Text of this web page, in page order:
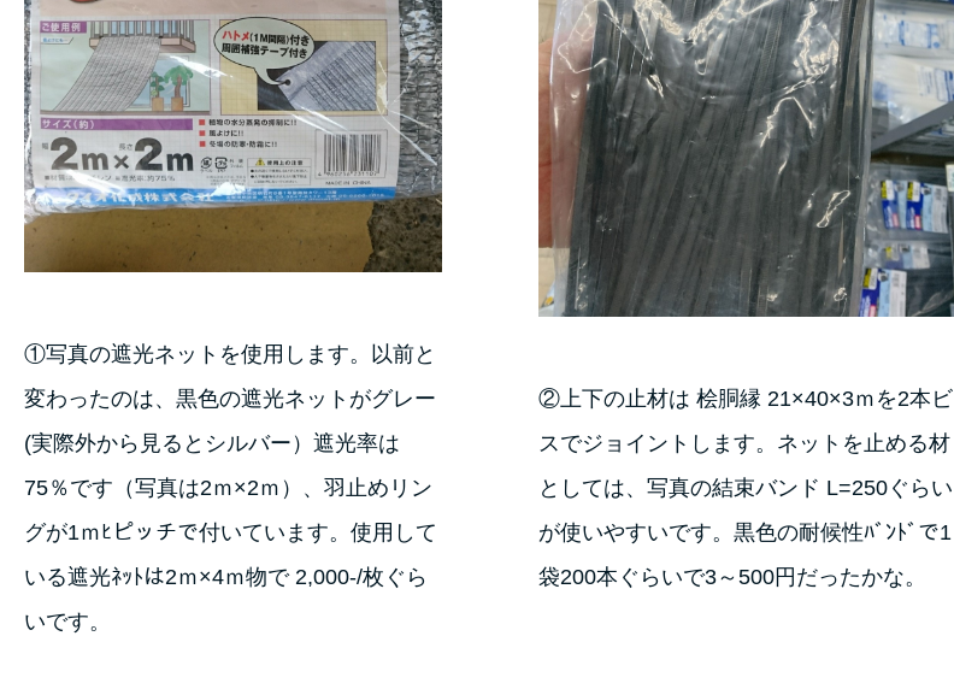
①写真の遮光ネットを使用します。以前と
変わったのは、黒色の遮光ネットがグレー
(実際外から見るとシルバー）遮光率は
75％です（写真は2ｍ×2ｍ）、羽止めリン
グが1ｍﾋピッチで付いています。使用して
いる遮光ﾈｯﾄは2ｍ×4ｍ物で 2,000-/枚ぐら
いです。
②上下の止材は 桧胴縁 21×40×3ｍを2本ビ
スでジョイントします。ネットを止める材
としては、写真の結束バンド L=250ぐらい
が使いやすいです。黒色の耐候性ﾊﾞﾝﾄﾞで1
袋200本ぐらいで3～500円だったかな。